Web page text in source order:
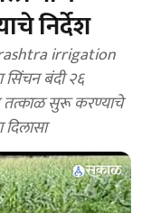
निर्देश
irrigation
बंदी २६
तत्काळ सुरू करण्याचे